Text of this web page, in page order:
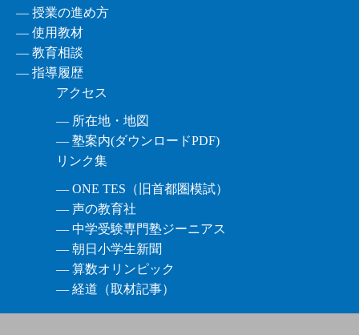
― 授業の進め方
― 使用教材
― 教育相談
― 指導履歴
アクセス
― 所在地・地図
― 塾案内(ダウンロードPDF)
リンク集
― ONE TES（旧首都圏模試）
― 声の教育社
― 中学受験専門塾ジーニアス
― 朝日小学生新聞
― 算数オリンピック
― 経道（取材記事）